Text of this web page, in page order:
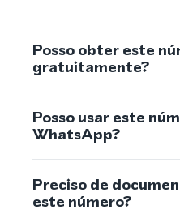
Posso obter este
gratuitamente?
Posso usar este
WhatsApp?
Preciso de
este número?